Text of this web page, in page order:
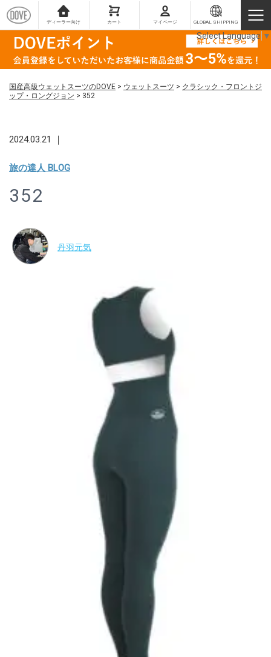
ディーラー向け カート マイページ GLOBAL SHIPPING
国産高級ウェットスーツのDOVE > ウェットスーツ > クラシック・フロントジ
ップ・ロングジョン > 352
2024.03.21 ｜
旅の達人 BLOG
352
丹羽元気
Select Language ▼